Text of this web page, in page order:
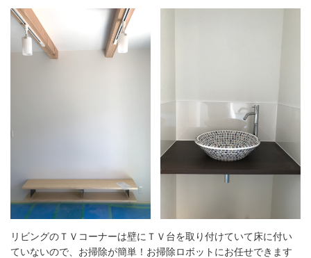
リビングのＴＶコーナーは壁にＴＶ台を取り付けていて床に付い
ていないので、お掃除が簡単！お掃除ロボットにお任せできます